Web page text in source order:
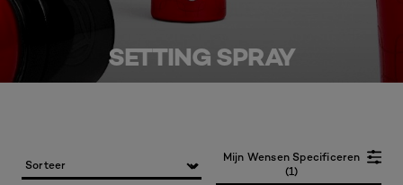
SETTING SPRAY
Mijn Wensen Specificeren
(1)